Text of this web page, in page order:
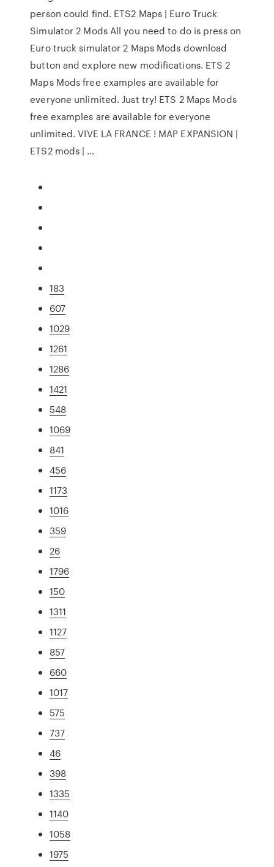
person could find. ETS2 Maps | Euro Truck
Simulator 2 Mods All you need to do is press on
Euro truck simulator 2 Maps Mods download
button and explore new modifications. ETS 2
Maps Mods free examples are available for
everyone unlimited. Just try! ETS 2 Maps Mods
free examples are available for everyone
unlimited. VIVE LA FRANCE ! MAP EXPANSION |
ETS2 mods | …
183
607
1029
1261
1286
1421
548
1069
841
456
1173
1016
359
26
1796
150
1311
1127
857
660
1017
575
737
46
398
1335
1140
1058
1975